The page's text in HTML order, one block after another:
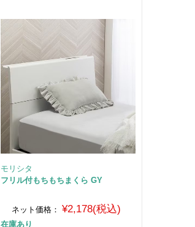
モリシタ
フリル付もちもちまくら GY
ネット価格： ¥2,178(税込)
在庫あり